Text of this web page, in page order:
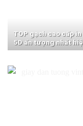
TOP gạch cao cấp
5D ấn tượng nhất